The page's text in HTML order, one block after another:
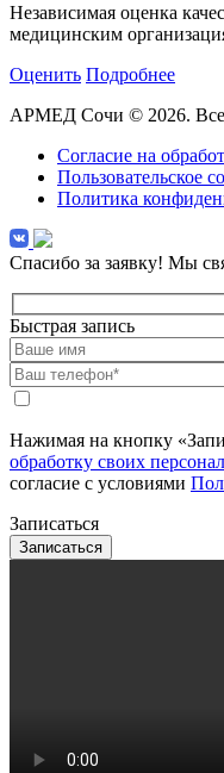
Независимая оценка
медицинским
Оценить Подробнее
АРМЕД Сочи © 2026. Все
Согласие на
Пользовательское
Политика
Спасибо за заявку! Мы
Быстрая запись
Нажимая на кнопку
обработку своих
согласие с условиями
Записаться